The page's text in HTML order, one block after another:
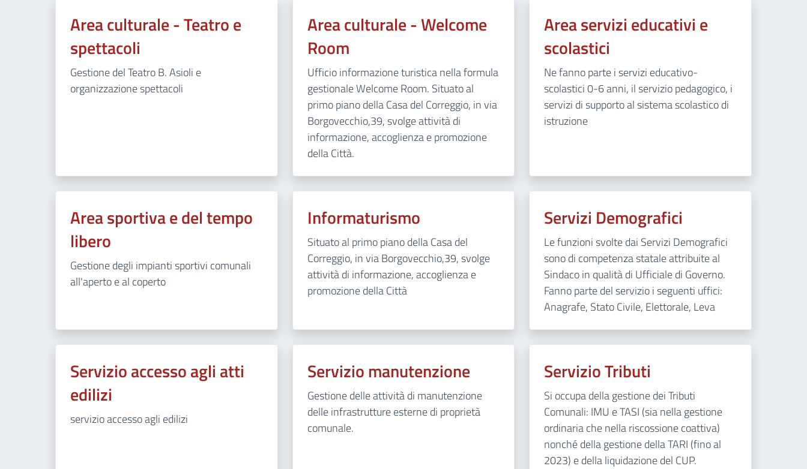
Area culturale - Teatro e
spettacoli
Gestione del Teatro B. Asioli e
organizzazione spettacoli
Area culturale - Welcome
Room
Ufficio informazione turistica nella formula
gestionale Welcome Room. Situato al
primo piano della Casa del Correggio, in via
Borgovecchio,39, svolge attività di
informazione, accoglienza e promozione
della Città.
Area servizi educativi e
scolastici
Ne fanno parte i servizi educativo-
scolastici 0-6 anni, il servizio pedagogico, i
servizi di supporto al sistema scolastico di
istruzione
Area sportiva e del tempo
libero
Gestione degli impianti sportivi comunali
all'aperto e al coperto
Informaturismo
Situato al primo piano della Casa del
Correggio, in via Borgovecchio,39, svolge
attività di informazione, accoglienza e
promozione della Città
Servizi Demografici
Le funzioni svolte dai Servizi Demografici
sono di competenza statale attribuite al
Sindaco in qualità di Ufficiale di Governo.
Fanno parte del servizio i seguenti uffici:
Anagrafe, Stato Civile, Elettorale, Leva
Servizio accesso agli atti
edilizi
servizio accesso agli edilizi
Servizio manutenzione
Gestione delle attività di manutenzione
delle infrastrutture esterne di proprietà
comunale.
Servizio Tributi
Si occupa della gestione dei Tributi
Comunali: IMU e TASI (sia nella gestione
ordinaria che nella riscossione coattiva)
nonché della gestione della TARI (fino al
2023) e della liquidazione del CUP.